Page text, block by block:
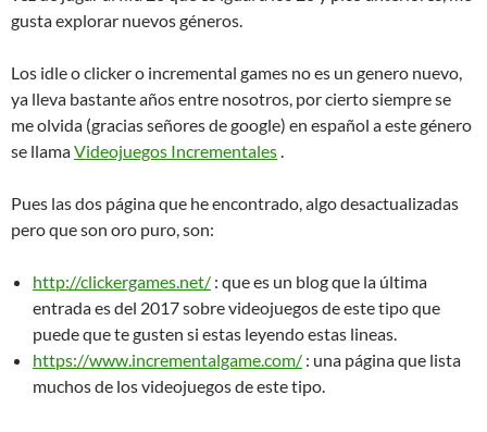
gusta explorar nuevos géneros.
Los idle o clicker o incremental games no es un genero nuevo,
ya lleva bastante años entre nosotros, por cierto siempre se
me olvida (gracias señores de google) en español a este género
se llamaVideojuegos Incrementales.
Pues las dos página que he encontrado, algo desactualizadas
pero que son oro puro, son:
http://clickergames.net/ : que es un blog que la última
entrada es del 2017 sobre videojuegos de este tipo que
puede que te gusten si estas leyendo estas lineas.
https://www.incrementalgame.com/ : una página que lista
muchos de los videojuegos de este tipo.